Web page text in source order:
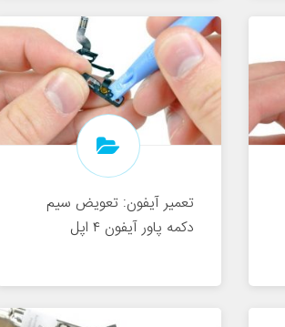
تعمیر آیفون: تعویض سیم
دکمه پاور آیفون ۴ اپل